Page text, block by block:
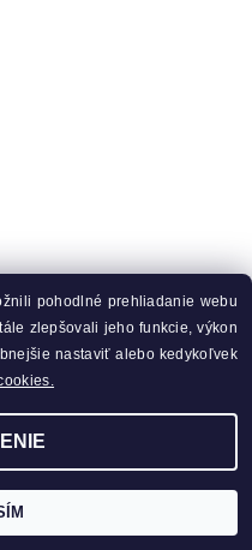
pohodlné prehliadanie webu
zlepšovali jeho funkcie, výkon
nastaviť alebo kedykoľvek